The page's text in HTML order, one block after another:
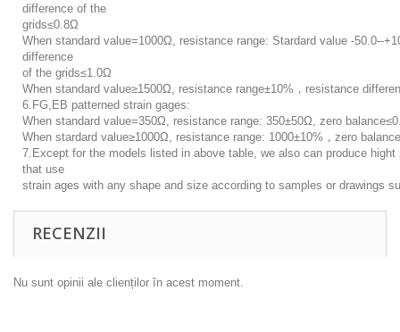
difference of the
grids≤0.8Ω
When standard value=1000Ω, resistance range: Stardard value -50.0--
difference
of the grids≤1.0Ω
When standard value≥1500Ω, resistance range±10%，resistance
6.FG,EB patterned strain gages:
When standard value=350Ω, resistance range: 350±50Ω, zero
When stardard value≥1000Ω, resistance range: 1000±10%，zero
7.Except for the models listed in above table, we also can produce hight
that use
strain ages with any shape and size according to samples or drawings
RECENZII
Nu sunt opinii ale clienților în acest moment.